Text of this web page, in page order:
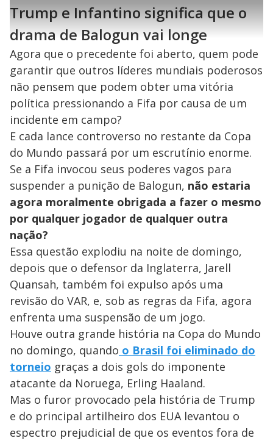
l
a
y
V
i
d
e
o
s
e
u
n
d
s
0
s
u
n
o
s
M
u
d
o
e
n
l
h
Trump e Infantino significa que o
drama de Balogun vai longe
Agora que o precedente foi aberto, quem pode
garantir que outros líderes mundiais poderosos
não pensem que podem obter uma vitória
política pressionando a Fifa por causa de um
incidente em campo?
E cada lance controverso no restante da Copa
do Mundo passará por um escrutínio enorme.
Se a Fifa invocou seus poderes vagos para
suspender a punição de Balogun, não estaria
agora moralmente obrigada a fazer o mesmo
por qualquer jogador de qualquer outra
nação?
Essa questão explodiu na noite de domingo,
depois que o defensor da Inglaterra, Jarell
Quansah, também foi expulso após uma
revisão do VAR, e, sob as regras da Fifa, agora
enfrenta uma suspensão de um jogo.
Houve outra grande história na Copa do Mundo
no domingo, quando o Brasil foi eliminado do
torneio graças a dois gols do imponente
atacante da Noruega, Erling Haaland.
Mas o furor provocado pela história de Trump
e do principal artilheiro dos EUA levantou o
espectro prejudicial de que os eventos fora de